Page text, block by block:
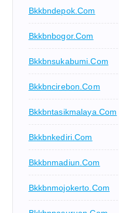
Bkkbndepok.com
Bkkbnbogor.com
Bkkbnsukabumi.com
Bkkbncirebon.com
Bkkbntasikmalaya.com
Bkkbnkediri.com
Bkkbnmadiun.com
Bkkbnmojokerto.com